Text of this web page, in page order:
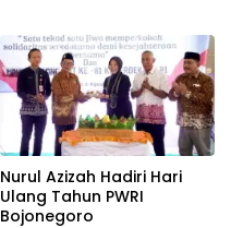
Nurul Azizah Hadiri Hari
Ulang Tahun PWRI
Bojonegoro